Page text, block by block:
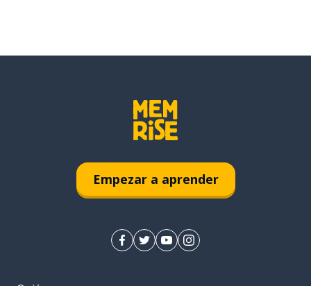
Empezar a aprender